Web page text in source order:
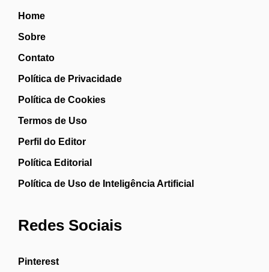
Home
Sobre
Contato
Política de Privacidade
Política de Cookies
Termos de Uso
Perfil do Editor
Política Editorial
Política de Uso de Inteligência Artificial
Redes Sociais
Pinterest